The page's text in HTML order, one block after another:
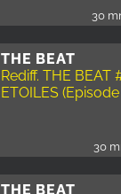
30
THE BEAT
Rediff. THE BEAT
ETOILES
30
THE BEAT